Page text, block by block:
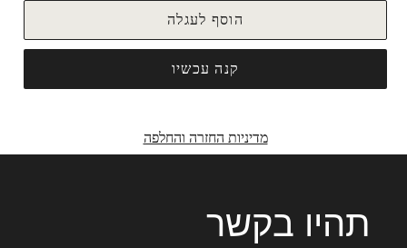
הוסף לעגלה
קנה עכשיו
מדיניות החזרה והחלפה
תהיו בקשר